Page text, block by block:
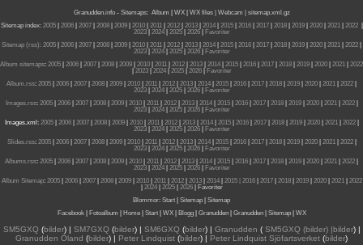
Granudden.info- Sitemaps: Album WX WX files | Webcam |
sitemap.xml.gz
Sitemap index: 2005| 2006| 2007| 2008| 2009| 2010| 2011| 2012| 2013| 2014| 2015| 2016| 2017| 2018| 2019| 2020| 2021| 2022|
2023| 2024| 2025| 2026|
Favoriter
Sitemap (rss): 2005 2006 2007 2008 2009 2010 2011 2012 2013 2014 2015 2016 2017 2018 2019 2020 2021 2022
2023| 2024| 2025| 2026|
Favoriter
Album sitemaps: 2005 2006 2007 2008 2009 2010 2011 2012 2013 2014 2015 2016 2017 2018 2019 2020 2021
2022
2023| 2024| 2025| 2026|
Favoriter
Album.rss: 2005 2006 2007 2008 2009 2010 2011 2012 2013 2014 2015 2016 2017 2018 2019 2020 2021 2022
2023| 2024| 2025| 2026|
Favoriter
Images.rss: 2005| 2006| 2007| 2008| 2009| 2010| 2011| 2012| 2013| 2014| 2015| 2016| 2017| 2018| 2019| 2020| 2021| 2022|
2023| 2024| 2025| 2026|
Favoriter
Images.xml: 2005| 2006| 2007| 2008| 2009| 2010| 2011| 2012| 2013| 2014| 2015| 2016| 2017| 2018| 2019| 2020| 2021| 2022|
2023| 2024| 2025| 2026|
Favoriter
Slides.rss: 2005| 2006| 2007| 2008| 2009| 2010| 2011| 2012| 2013| 2014| 2015| 2016| 2017| 2018| 2019| 2020| 2021| 2022|
2023| 2024| 2025| 2026|
Favoriter
Albums.rss: 2005 2006 2007 2008 2009 2010 2011 2012 2013 2014 2015 2016 2017 2018 2019 2020 2021 2022
2023| 2024| 2025| 2026|
Favoriter
Album Sitemap: 2005| 2006| 2007| 2008| 2009| 2010| 2011| 2012| 2013| 2014| 2015 | 2016| 2017| 2018| 2019| 2020| 2021| 2022
2024| 2025| 2026|
Favoriter
Blommor: Start Sitemap
Sitemap
Facebook| Fotoalbum Home| Start| WX| Blogg| Granudden| Granudden| Sitemap| WX
SM5GXQ(bilder) | SM7GXQ(bilder) | SM6GXQ(bilder) | Granudden (SM5GXQ (bilder) |bilder) |
Granudden Öland (bilder) | Peter Lindquist (bilder) | Peter Lindquist Sjöfartsverket (bilder)